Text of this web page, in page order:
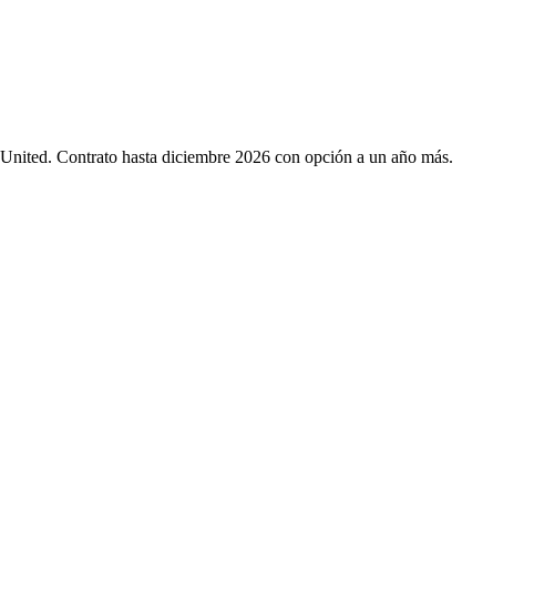
Contrato hasta diciembre 2026 con opción a un año más.